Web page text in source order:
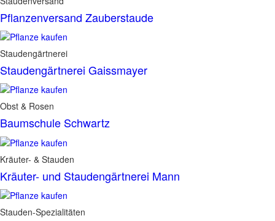
Pflanzenversand Zauberstaude
Staudengärtnerei
Staudengärtnerei Gaissmayer
Obst & Rosen
Baumschule Schwartz
Kräuter- & Stauden
Kräuter- und Staudengärtnerei Mann
Stauden-Spezialitäten